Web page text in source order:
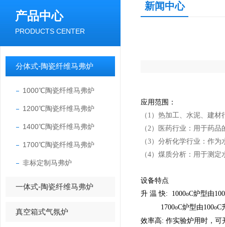
产品中心
PRODUCTS CENTER
分体式-陶瓷纤维马弗炉
1000℃陶瓷纤维马弗炉
1200℃陶瓷纤维马弗炉
1400℃陶瓷纤维马弗炉
1700℃陶瓷纤维马弗炉
非标定制马弗炉
一体式-陶瓷纤维马弗炉
真空箱式气氛炉
新闻中心
应用范围：
（1）热加工、水泥、建
（2）医药行业：用于药
（3）分析化学行业：作
（4）煤质分析：用于测
设备特点
升 温 快: 1000oC炉型由100
1700oC炉型由100oC
效率高: 作实验炉用时，可